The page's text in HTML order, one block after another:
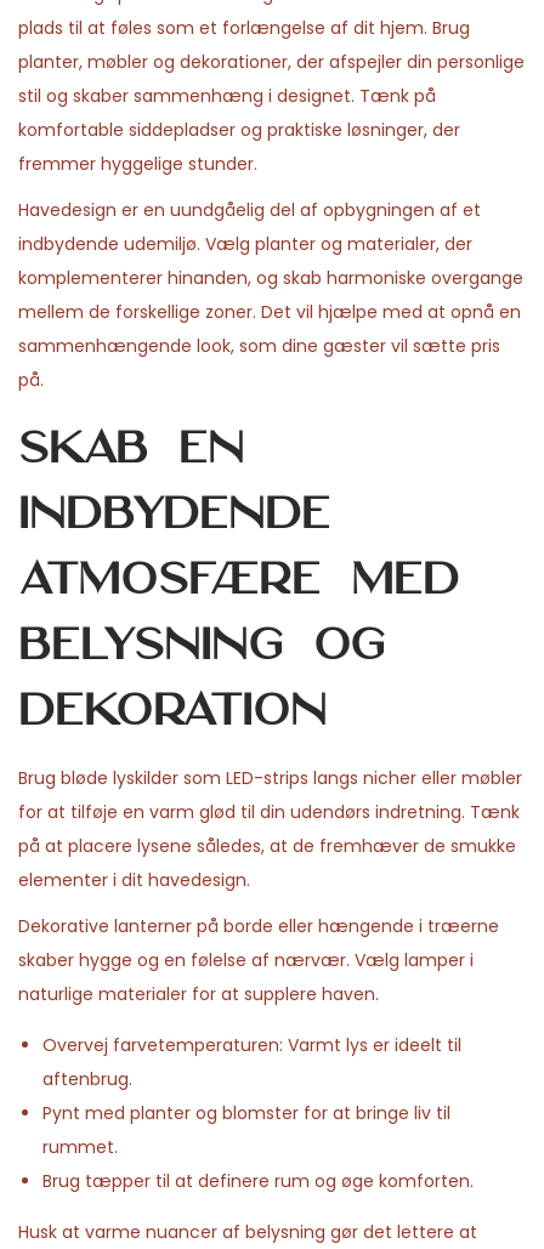
plads til at føles som et forlængelse af dit hjem. Brug
planter, møbler og dekorationer, der afspejler din personlige
stil og skaber sammenhæng i designet. Tænk på
komfortable siddepladser og praktiske løsninger, der
fremmer hyggelige stunder.
Havedesign er en uundgåelig del af opbygningen af et
indbydende udemiljø. Vælg planter og materialer, der
komplementerer hinanden, og skab harmoniske overgange
mellem de forskellige zoner. Det vil hjælpe med at opnå en
sammenhængende look, som dine gæster vil sætte pris
på.
Skab en
indbydende
atmosfære med
belysning og
dekoration
Brug bløde lyskilder som LED-strips langs nicher eller møbler
for at tilføje en varm glød til din udendørs indretning. Tænk
på at placere lysene således, at de fremhæver de smukke
elementer i dit havedesign.
Dekorative lanterner på borde eller hængende i træerne
skaber hygge og en følelse af nærvær. Vælg lamper i
naturlige materialer for at supplere haven.
Overvej farvetemperaturen: Varmt lys er ideelt til
aftenbrug.
Pynt med planter og blomster for at bringe liv til
rummet.
Brug tæpper til at definere rum og øge komforten.
Husk at varme nuancer af belysning gør det lettere at